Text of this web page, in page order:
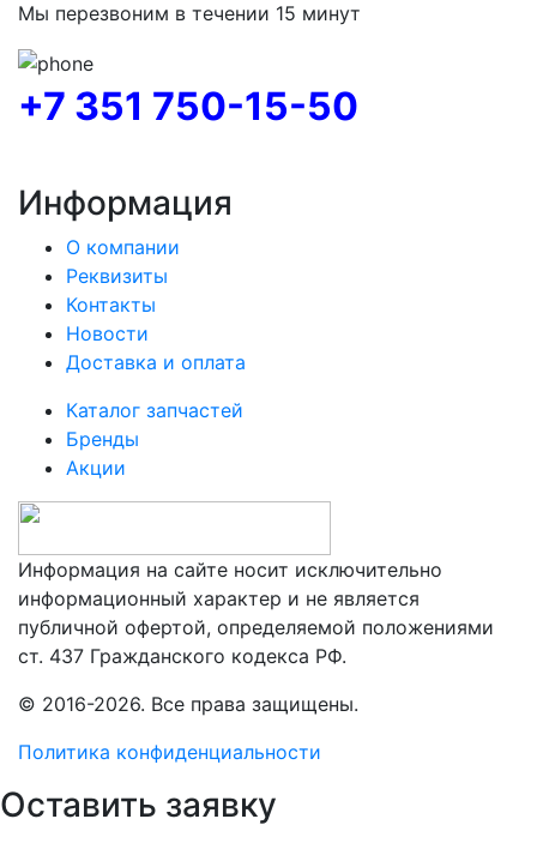
Информация на сайте носит исключительно
информационный характер и не является
публичной офертой, определяемой положениями
ст. 437 Гражданского кодекса РФ.
Мы перезвоним в течении 15 минут
+7 351 750-15-50
Информация
О компании
Реквизиты
Контакты
Новости
Доставка и оплата
Каталог запчастей
Бренды
Акции
© 2016-2026. Все права защищены.
Политика конфиденциальности
Оставить заявку